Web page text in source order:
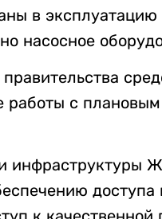
в
насосное
работы с
инфраструктуры